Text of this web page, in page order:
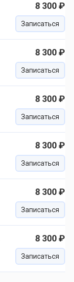
8 300 ₽
Записаться
8 300 ₽
Записаться
8 300 ₽
Записаться
8 300 ₽
Записаться
8 300 ₽
Записаться
8 300 ₽
Записаться